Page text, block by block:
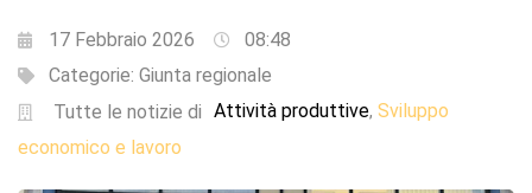
17 Febbraio 2026
08:48
Categorie: Giunta regionale
Tutte le notizie di Attività produttive, Sviluppo
economico e lavoro